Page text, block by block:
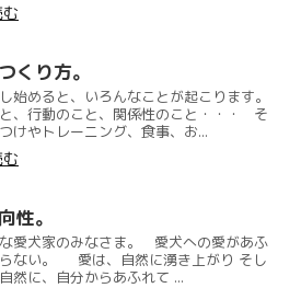
くり方。
始めると、いろんなことが起こります。
、行動のこと、関係性のこと・・・ そ
けやトレーニング、食事、お...
性。
愛犬家のみなさま。 愛犬への愛があふ
ない。 愛は、自然に湧き上がり そし
然に、自分からあふれて ...